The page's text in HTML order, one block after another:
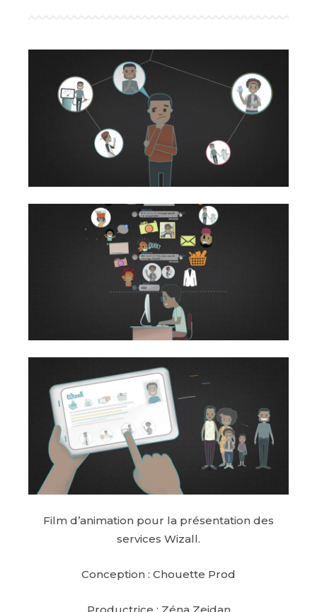
Film d’animation pour la présentation des
services Wizall.
Conception : Chouette Prod
Productrice : Zéna Zeidan